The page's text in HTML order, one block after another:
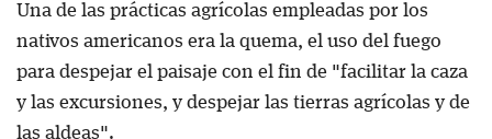
Una de las prácticas agrícolas empleadas por los
nativos americanos era la quema, el uso del fuego
para despejar el paisaje con el fin de "facilitar la caza
y las excursiones, y despejar las tierras agrícolas y de
las aldeas".